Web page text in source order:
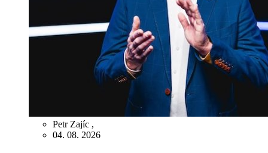
Petr Zajíc ,
04. 08. 2026